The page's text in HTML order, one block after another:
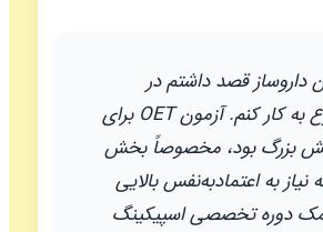
داروساز قصد داشتم در
استرالیا شروع به کار کنم. آزمون OET برای
بزرگ بود، مخصوصاً بخش
به اعتمادبه‌نفس بالایی
دوره تخصصی اسپیکینگ